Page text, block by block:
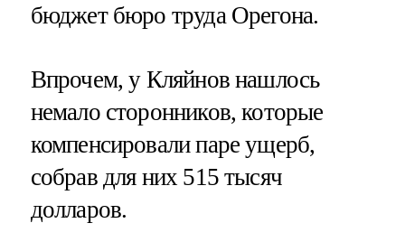
бюджет бюро труда Орегона.
Впрочем, у Кляйнов нашлось
немало сторонников, которые
компенсировали паре ущерб,
собрав для них 515 тысяч
долларов.